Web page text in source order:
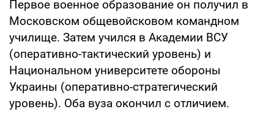
Первое военное образование он получил в
Московском общевойсковом командном
училище. Затем учился в Академии ВСУ
(оперативно-тактический уровень) и
Национальном университете обороны
Украины (оперативно-стратегический
уровень). Оба вуза окончил с отличием.